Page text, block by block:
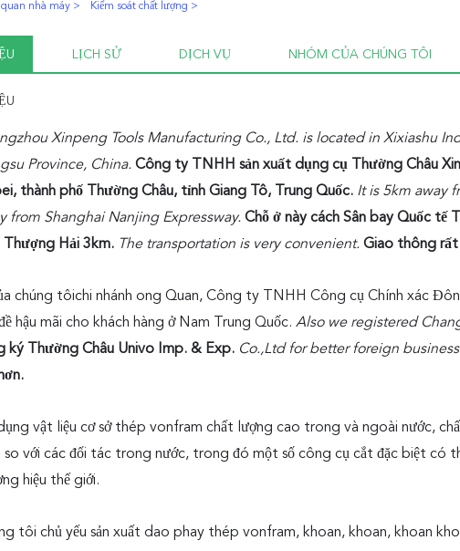
quan nhà máy > Kiểm soát chất lượng >
LỊCH SỬ DỊCH VỤ NHÓM CỦA CHÚNG TÔI
Xinpeng Tools Manufacturing Co., Ltd. is located in Xixiashu
Province, China. Công ty TNHH sản xuất dụng cụ Thường Châu
thành phố Thường Châu, tỉnh Giang Tô, Trung Quốc. It is 5km away
from Shanghai Nanjing Expressway. Chỗ ở này cách Sân bay Quốc
Thượng Hải 3km. The transportation is very convenient. Giao thông rất
chúng tôichi nhánh ong Quan, Công ty TNHH Công cụ Chính xác
hậu mãi cho khách hàng ở Nam Trung Quốc. Also we registered
ký Thường Châu Univo Imp. & Exp. Co.,Ltd for better foreign
vật liệu cơ sở thép vonfram chất lượng cao trong và ngoài nước,
so với các đối tác trong nước, trong đó một số công cụ cắt đặc biệt có
hiệu thế giới.
tôi chủ yếu sản xuất dao phay thép vonfram, khoan, khoan, khoan